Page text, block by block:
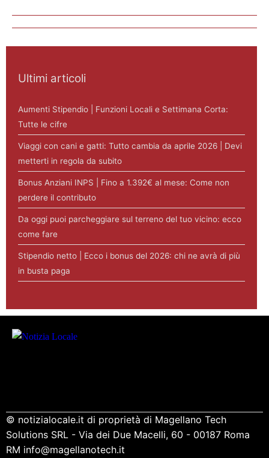
Ultimi articoli
Aumenti Stipendio | Funzioni Locali e Settimana Corta:
Tutte le cifre
Viaggi con cani e gatti: Tutto cambia da aprile 2026 | Devi
metterti in regola da subito
Bonus Anziani INPS | Fino a 1.392€ al mese: Come non
perdere il contributo
Da oggi puoi parcheggiare sul terreno del tuo vicino: ecco
come fare
Stipendio netto | Ecco i bonus del 2026: chi ne avrà di più
in busta paga
© notizialocale.it di proprietà di Magellano Tech
Solutions SRL - Via dei Due Macelli, 60 - 00187 Roma
RM info@magellanotech.it